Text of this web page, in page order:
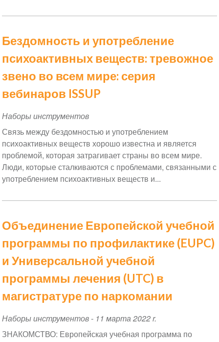
Бездомность и употребление
психоактивных веществ: тревожное
звено во всем мире: серия
вебинаров ISSUP
Наборы инструментов
Связь между бездомностью и употреблением
психоактивных веществ хорошо известна и является
проблемой, которая затрагивает страны во всем мире.
Люди, которые сталкиваются с проблемами, связанными с
употреблением психоактивных веществ и...
Объединение Европейской учебной
программы по профилактике (EUPC)
и Универсальной учебной
программы лечения (UTC) в
магистратуре по наркомании
Наборы инструментов- 11 марта 2022 r.
ЗНАКОМСТВО: Европейская учебная программа по